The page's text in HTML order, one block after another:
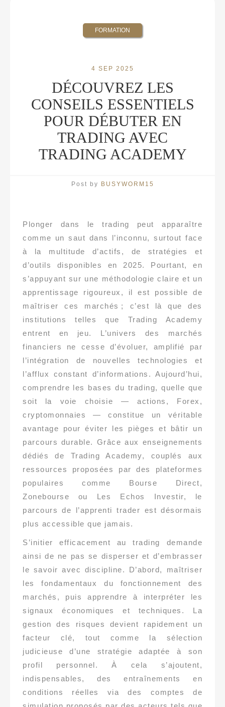
FORMATION
4 SEP 2025
DÉCOUVREZ LES
CONSEILS ESSENTIELS
POUR DÉBUTER EN
TRADING AVEC
TRADING ACADEMY
Post by BUSYWORM15
Plonger dans le trading peut apparaître
comme un saut dans l’inconnu, surtout face
à la multitude d’actifs, de stratégies et
d’outils disponibles en 2025. Pourtant, en
s’appuyant sur une méthodologie claire et un
apprentissage rigoureux, il est possible de
maîtriser ces marchés ; c’est là que des
institutions telles que Trading Academy
entrent en jeu. L’univers des marchés
financiers ne cesse d’évoluer, amplifié par
l’intégration de nouvelles technologies et
l’afflux constant d’informations. Aujourd’hui,
comprendre les bases du trading, quelle que
soit la voie choisie — actions, Forex,
cryptomonnaies — constitue un véritable
avantage pour éviter les pièges et bâtir un
parcours durable. Grâce aux enseignements
dédiés de Trading Academy, couplés aux
ressources proposées par des plateformes
populaires comme Bourse Direct,
Zonebourse ou Les Echos Investir, le
parcours de l’apprenti trader est désormais
plus accessible que jamais.
S’initier efficacement au trading demande
ainsi de ne pas se disperser et d’embrasser
le savoir avec discipline. D’abord, maîtriser
les fondamentaux du fonctionnement des
marchés, puis apprendre à interpréter les
signaux économiques et techniques. La
gestion des risques devient rapidement un
facteur clé, tout comme la sélection
judicieuse d’une stratégie adaptée à son
profil personnel. À cela s’ajoutent,
indispensables, des entraînements en
conditions réelles via des comptes de